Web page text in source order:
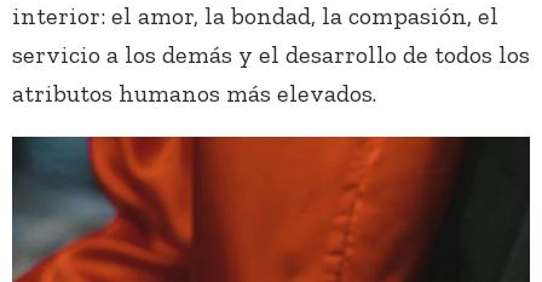
interior: el amor, la bondad, la compasión, el
servicio a los demás y el desarrollo de todos los
atributos humanos más elevados.